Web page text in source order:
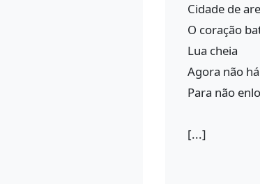
Cidade de
O coração
Lua cheia
Agora não
Para não
[...]